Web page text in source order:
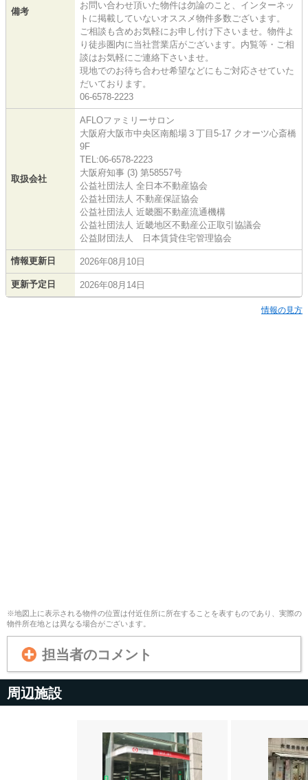
備考
お問い合わせ頂いた物件は勿論のこと、インターネッ
トに掲載していないオススメ物件多数ございます。
ご相談も含めお気軽にお申し付け下さいませ。物件よ
り徒歩圏内に当社営業店がございます。内覧等・ご相
談はお気軽にご連絡下さいませ。
現地でのお待ち合わせ希望などにもご対応させていた
だいております。
06-6578-2223
取扱会社
AFLOファミリーサロン
大阪府大阪市中央区南船場３丁目5-17 クオーツ心斎橋
9F
TEL:06-6578-2223
大阪府知事 (3) 第58557号
公益社団法人 全日本不動産協会
公益社団法人 不動産保証協会
公益社団法人 近畿圏不動産流通機構
公益社団法人 近畿地区不動産公正取引協議会
公益財団法人 日本賃貸住宅管理協会
情報更新日 2026年08月10日
更新予定日 2026年08月14日
情報の見方
※地図上に表示される物件の位置は付近住所に所在することを表すものであり、実際の
物件所在地とは異なる場合がございます。
担当者のコメント
周辺施設